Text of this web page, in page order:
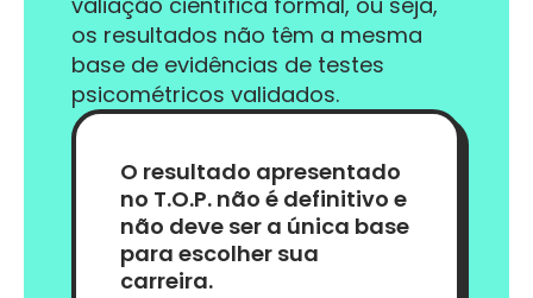
O resultado apresentado
no T.O.P. não é definitivo e
não deve ser a única base
para escolher sua
carreira.
os resultados não têm a mesma
base de evidências de testes
psicométricos validados.